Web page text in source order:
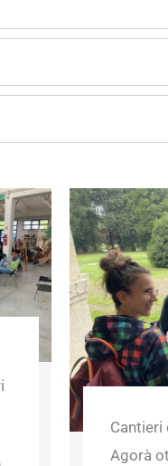
Cantieri
Agorà